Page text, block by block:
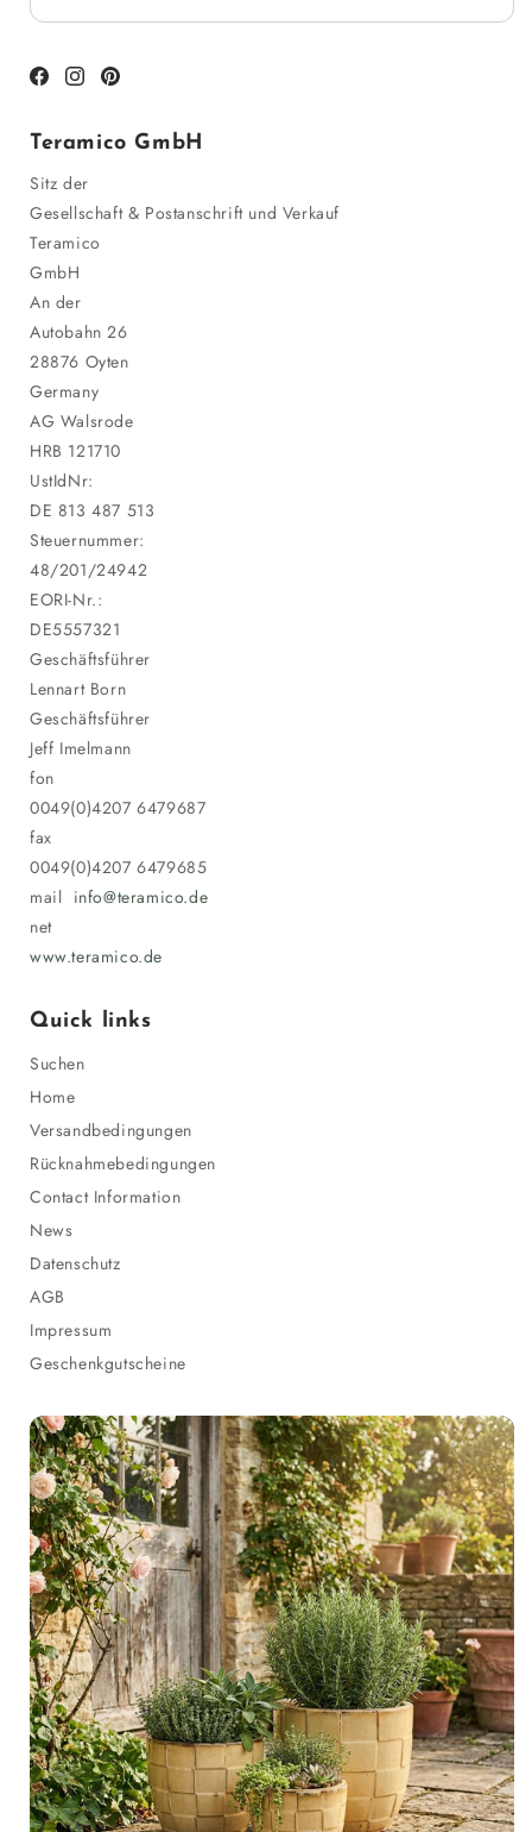
Facebook
Instagram
Pinterest
Teramico GmbH
Sitz der
Gesellschaft & Postanschrift und Verkauf
Teramico
GmbH
An der
Autobahn 26
28876 Oyten
Germany
AG Walsrode
HRB 121710
UstIdNr:
DE 813 487 513
Steuernummer:
48/201/24942
EORI-Nr.:
DE5557321
Geschäftsführer
Lennart Born
Geschäftsführer
Jeff Imelmann
fon
0049(0)4207 6479687
fax
0049(0)4207 6479685
mail info@teramico.de
net
www.teramico.de
Quick links
Suchen
Home
Versandbedingungen
Rücknahmebedingungen
Contact Information
News
Datenschutz
AGB
Impressum
Geschenkgutscheine